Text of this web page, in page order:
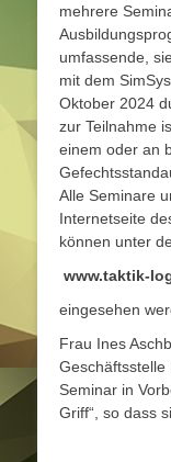
mehrere
umfassende,
mit dem
Oktober 2024
zur Teilnahme
einem oder an
Alle Seminare
Internetseite
können unter
www.taktik-
eingesehen
Frau Ines
Geschäftsstelle
Seminar in
Griff“, so dass